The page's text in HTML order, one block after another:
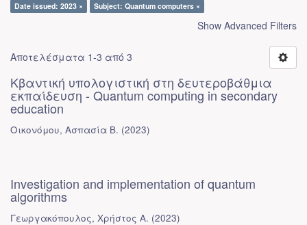
Date issued: 2023 × Subject: Quantum computers ×
Show Advanced Filters
Αποτελέσματα 1-3 από 3
Κβαντική υπολογιστική στη δευτεροβάθμια
εκπαίδευση - Quantum computing in secondary
education
Οικονόμου, Ασπασία Β. (2023)
Investigation and implementation of quantum
algorithms
Γεωργακόπουλος, Χρήστος Α. (2023)